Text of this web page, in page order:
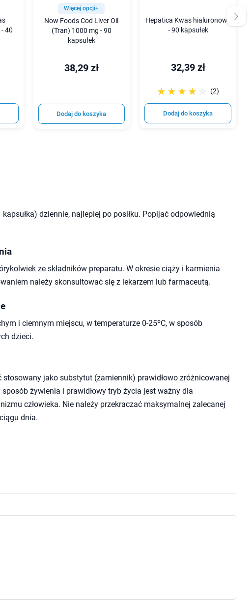
40
Więcej opcji+
Now Foods Cod Liver Oil
(Tran) 1000 mg - 90
kapsułek
38,29 zł
Dodaj do koszyka
Hepatica Kwas hialuronowy
- 90 kapsułek
32,39 zł
☆☆☆☆☆
★★★★★ (2)
Dodaj do koszyka
dziennie, najlepiej po posiłku. Popijać odpowiednią
ze składników preparatu. W okresie ciąży i karmienia
należy skonsultować się z lekarzem lub farmaceutą.
i ciemnym miejscu, w temperaturze 0-25ºC, w sposób
dzieci.
stosowany jako substytut (zamiennik) prawidłowo zróżnicowanej
żywienia i prawidłowy tryb życia jest ważny dla
człowieka. Nie należy przekraczać maksymalnej zalecanej
dnia.